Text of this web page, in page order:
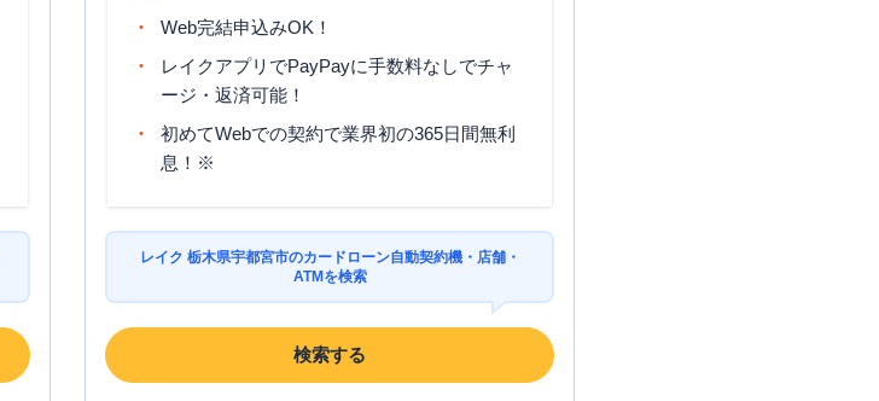
Web完結申込みOK！
レイクアプリでPayPayに手数料なしでチャ
ージ・返済可能！
初めてWebでの契約で業界初の365日間無利
息！※
レイク 栃木県宇都宮市のカードローン自動契約機・店舗・
ATMを検索
検索する